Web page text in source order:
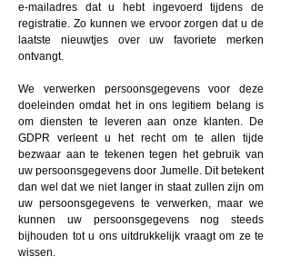
e-mailadres dat u hebt ingevoerd tijdens de
registratie. Zo kunnen we ervoor zorgen dat u de
laatste nieuwtjes over uw favoriete merken
ontvangt.
We verwerken persoonsgegevens voor deze
doeleinden omdat het in ons legitiem belang is
om diensten te leveren aan onze klanten. De
GDPR verleent u het recht om te allen tijde
bezwaar aan te tekenen tegen het gebruik van
uw persoonsgegevens door Jumelle. Dit betekent
dan wel dat we niet langer in staat zullen zijn om
uw persoonsgegevens te verwerken, maar we
kunnen uw persoonsgegevens nog steeds
bijhouden tot u ons uitdrukkelijk vraagt om ze te
wissen.